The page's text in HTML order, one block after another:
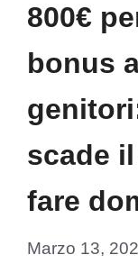
800€
bonus
scade
fare
Marzo 13,